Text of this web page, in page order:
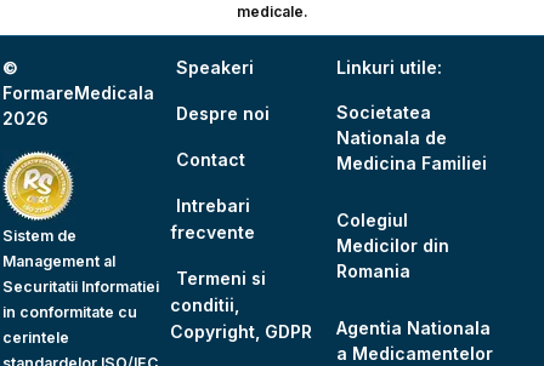
medicale.
©
FormareMedicala
2026
Sistem de
Management al
Securitatii Informatiei
in conformitate cu
cerintele
Speakeri
Despre noi
Contact
Intrebari
frecvente
Termeni si
conditii,
Copyright, GDPR
Linkuri utile:
Societatea
Nationala de
Medicina Familiei
Colegiul
Medicilor din
Romania
Agentia Nationala
a Medicamentelor